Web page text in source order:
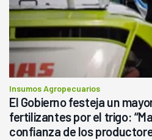
Insumos Agropecuarios
El Gobierno festeja un
fertilizantes por el trigo:
confianza de los